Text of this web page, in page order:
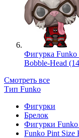
Фигурка Funko
Bobble-Head
Смотреть все
Тип Funko
Фигурки
Брелок
Фигурки
Funko Pint Size